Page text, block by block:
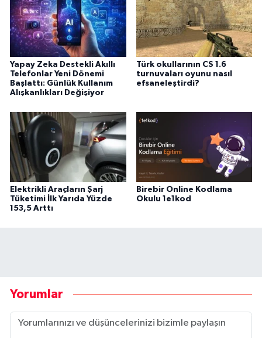
Yapay Zeka Destekli Akıllı
Telefonlar Yeni Dönemi
Başlattı: Günlük Kullanım
Alışkanlıkları Değişiyor
Türk okullarının CS 1.6
turnuvaları oyunu nasıl
efsaneleştirdi?
Elektrikli Araçların Şarj
Tüketimi İlk Yarıda Yüzde
153,5 Arttı
Birebir Online Kodlama
Okulu 1e1kod
Yorumlar